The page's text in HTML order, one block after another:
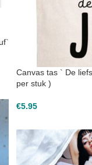
Canvas tas ` De
per stuk )
€5.95